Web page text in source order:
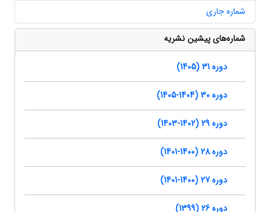
شماره جاری
شماره‌های پیشین نشریه
دوره 31 (1405)
دوره 30 (1404-1405)
دوره 29 (1402-1403)
دوره 28 (1400-1401)
دوره 27 (1400-1401)
دوره 26 (1399)